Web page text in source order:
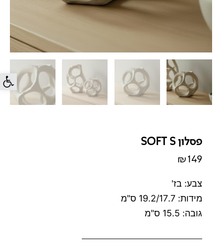
פתח
פסלון SOFT S
₪149
צבע: בז'
מידות: 19.2/17.7 ס"מ
גובה: 15.5 ס"מ